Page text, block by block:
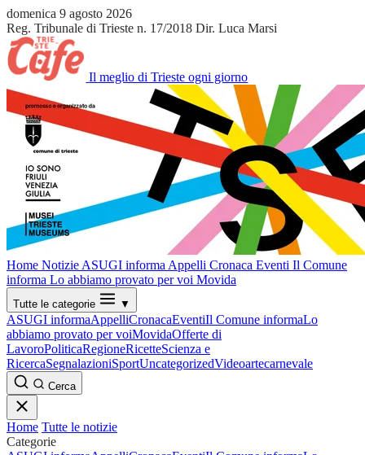
domenica 9 agosto 2026
Reg. Tribunale di Trieste n. 17/2018 Dir. Luca Marsi
Il meglio di Trieste ogni giorno
Home Notizie ASUGI informa Appelli Cronaca Eventi Il Comune
informa Lo abbiamo provato per voi Movida
Tutte le categorie ▼
ASUGI informaAppelliCronacaEventiIl Comune informaLo
abbiamo provato per voiMovidaOfferte di
LavoroPoliticaRegioneRicetteScienza e
RicercaSegnalazioniSportUncategorizedVideoartecarnevale
Cerca
Home Tutte le notizie
Categorie